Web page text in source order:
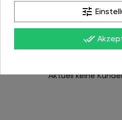
Bewertungen (0)
Aktuell keine
tune
done_all